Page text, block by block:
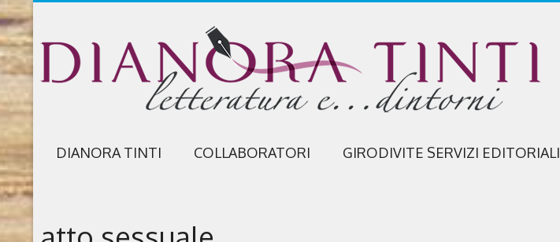
DIANORA TINTI COLLABORATORI GIRODIVITE SERVIZI EDITORIALI